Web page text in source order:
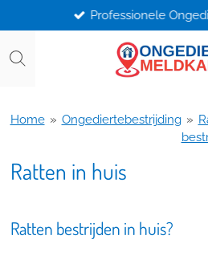
direct
naar
Professionele
Home » Ongediertebestrijding »
Ratten in huis
Ratten bestrijden in huis?